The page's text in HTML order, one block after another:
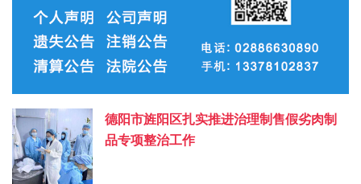
德阳市旌阳区扎实推进治理制售假劣肉制
品专项整治工作